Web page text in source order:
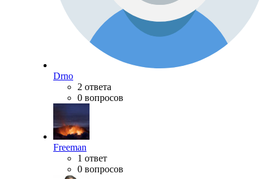
Drno
2 ответа
0 вопросов
Freeman
1 ответ
0 вопросов